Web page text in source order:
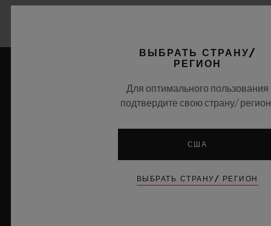
ВЫБРАТЬ СТРАНУ/
РЕГИОН
Для оптимального пользования
подтвердите свою страну/
США
ВЫБРАТЬ СТРАНУ/ РЕГИОН